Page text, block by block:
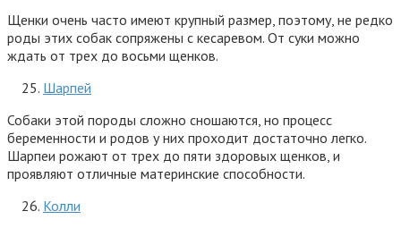
Щенки очень часто имеют крупный размер, поэтому, не редко
роды этих собак сопряжены с кесаревом. От суки можно
ждать от трех до восьми щенков.
Шарпей
Собаки этой породы сложно сношаются, но процесс
беременности и родов у них проходит достаточно легко.
Шарпеи рожают от трех до пяти здоровых щенков, и
проявляют отличные материнские способности.
Колли